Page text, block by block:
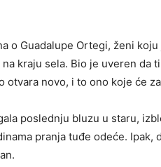
o Guadalupe Ortegi, ženi
kraju sela. Bio je uveren da
otvara novo, i to ono koje će
poslednju bluzu u staru,
pranja tuđe odeće.